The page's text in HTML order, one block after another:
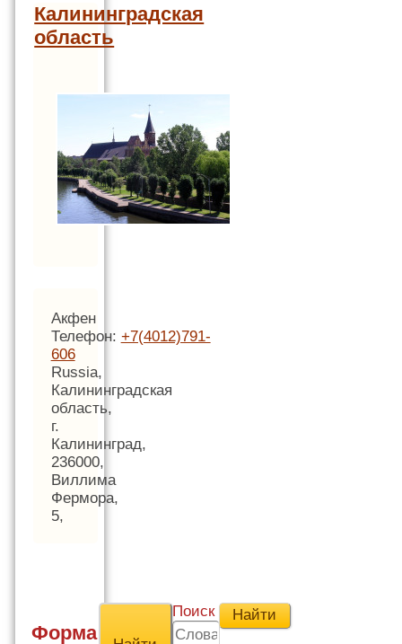
Калининградская
область
Акфен
Телефон: +7(4012)791-
606
Russia,
Калининградская
область,
г.
Калининград,
236000,
Виллима
Фермора,
5,
Форма
Поиск